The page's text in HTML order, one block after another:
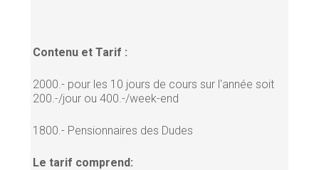
Contenu et Tarif :
2000.- pour les 10 jours de cours sur l'année soit
200.-/jour ou 400.-/week-end
1800.- Pensionnaires des Dudes
Le tarif comprend: